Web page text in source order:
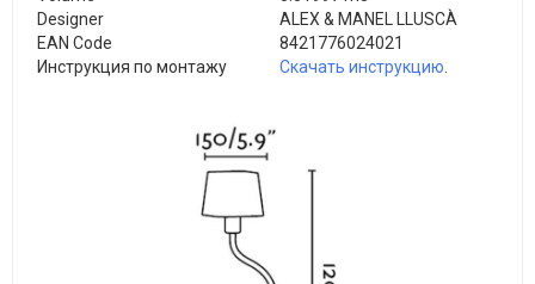
Designer
ALEX & MANEL LLUSCÀ
EAN Code
8421776024021
Инструкция по монтажу
Скачать инструкцию